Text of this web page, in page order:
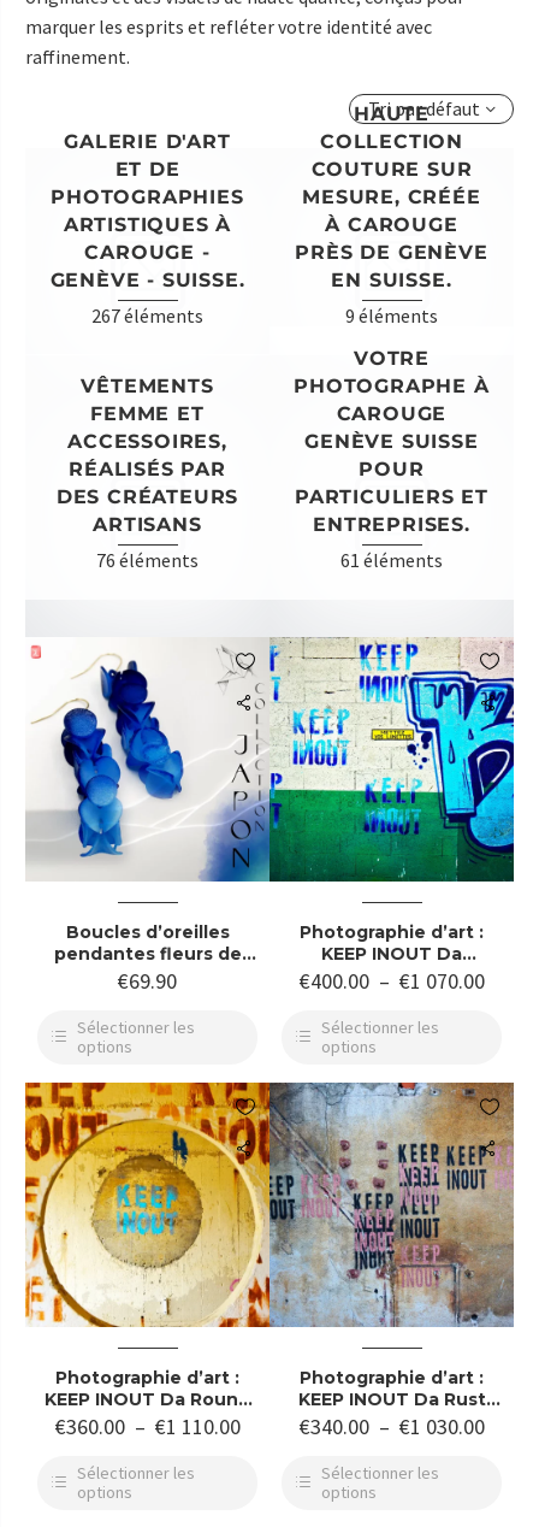
marquer les esprits et refléter votre identité avec
raffinement.
Tri par défaut
GALERIE D'ART
ET DE
PHOTOGRAPHIES
ARTISTIQUES À
CAROUGE -
GENÈVE - SUISSE.
267 éléments
HAUTE
COLLECTION
COUTURE SUR
MESURE, CRÉÉE
À CAROUGE
PRÈS DE GENÈVE
EN SUISSE.
9 éléments
VÊTEMENTS
FEMME ET
ACCESSOIRES,
RÉALISÉS PAR
DES CRÉATEURS
ARTISANS
76 éléments
VOTRE
PHOTOGRAPHE À
CAROUGE
GENÈVE SUISSE
POUR
PARTICULIERS ET
ENTREPRISES.
61 éléments

Boucles d’oreilles
pendantes fleurs de
sakura colorées sur
€69.90
Sélectionner les
options

Photographie d’art :
KEEP INOUT Da
Lunettes Stephane
D Art
€400.00 – €1 070.00
Sélectionner les
options

Photographie d’art :
KEEP INOUT Da Round
Stephane Stribick
€360.00 – €1 110.00
Sélectionner les
options

Photographie d’art :
KEEP INOUT Da Rust
Stephane Stribick
€340.00 – €1 030.00
Sélectionner les
options